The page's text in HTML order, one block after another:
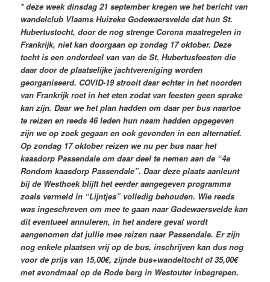
* deze week dinsdag 21 september kregen we het bericht van
wandelclub Vlaams Huizeke Godewaersvelde dat hun St.
Hubertustocht, door de nog strenge Corona maatregelen in
Frankrijk, niet kan doorgaan op zondag 17 oktober. Deze
tocht is een onderdeel van van de St. Hubertusfeesten die
daar door de plaatselijke jachtvereniging worden
georganiseerd. COVID-19 strooit daar echter in het noorden
van Frankrijk roet in het eten zodat van feesten geen sprake
kan zijn. Daar we het plan hadden om daar per bus naartoe
te reizen en reeds 46 leden hun naam hadden opgegeven
zijn we op zoek gegaan en ook gevonden in een alternatief.
Op zondag 17 oktober reizen we nu per bus naar het
kaasdorp Passendale om daar deel te nemen aan de “4e
Rondom kaasdorp Passendale”. Daar deze plaats aanleunt
bij de Westhoek blijft het eerder aangegeven programma
zoals vermeld in “Lijntjes” volledig behouden. Wie reeds
was ingeschreven om mee te gaan naar Godewaersvelde kan
dit eventueel annuleren, in het andere geval wordt
aangenomen dat jullie mee reizen naar Passendale. Er zijn
nog enkele plaatsen vrij op de bus, inschrijven kan dus nog
voor de prijs van 15,00€, zijnde bus+wandeltocht of 35,00€
met avondmaal op de Rode berg in Westouter inbegrepen.